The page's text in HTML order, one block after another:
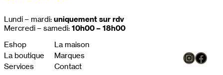
Lundi – mardi: uniquement sur rdv
Mercredi – samedi: 10h00 – 18h00
Eshop
La boutique
Services
La maison
Marques
Contact